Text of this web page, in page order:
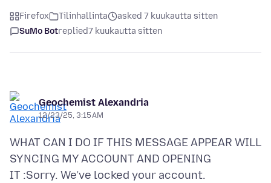
Firefox Tilinhallinta
asked 7 kuukautta sitten
SuMo Botreplied7 kuukautta sitten
Geochemist Alexandria
12/23/25, 3:15 AM
WHAT CAN I DO IF THIS MESSAGE APPEAR WILL
SYNCING MY ACCOUNT AND OPENING
IT :Sorry. We’ve locked your account.